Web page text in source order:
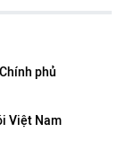
phủ
Việt Nam